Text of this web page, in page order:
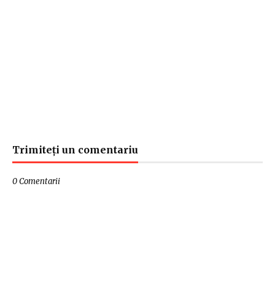
Trimiteți un comentariu
0 Comentarii